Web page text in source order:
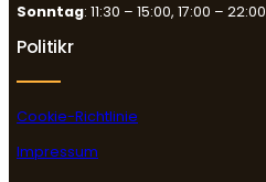
Sonntag: 11:30 – 15:00, 17:00 – 22:00
Politikr
Cookie-Richtlinie
Impressum